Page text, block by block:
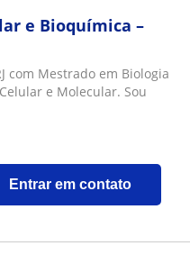
e Bioquímica –
com Mestrado em Biologia
e Molecular. Sou
Entrar em contato